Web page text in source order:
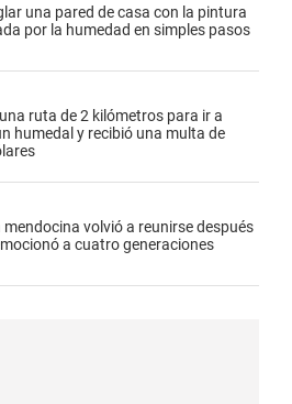
una pared de casa con la pintura
por la humedad en simples pasos
ruta de 2 kilómetros para ir a
humedal y recibió una multa de
mendocina volvió a reunirse después
a cuatro generaciones